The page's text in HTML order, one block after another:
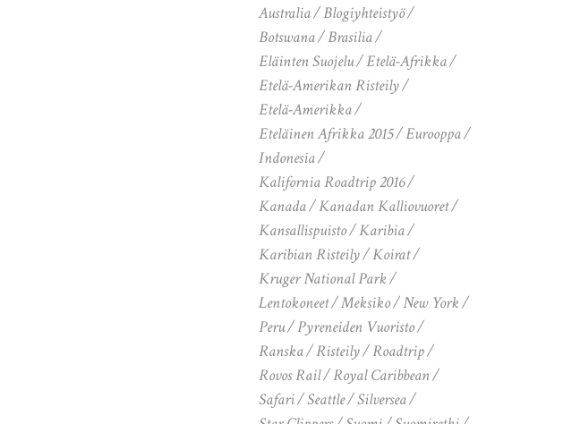
Australia
Blogiyhteistyö
Botswana
Brasilia
Eläinten Suojelu
Etelä-Afrikka
Etelä-Amerikan Risteily
Etelä-Amerikka
Eteläinen Afrikka 2015
Eurooppa
Indonesia
Kalifornia Roadtrip 2016
Kanada
Kanadan Kalliovuoret
Kansallispuisto
Karibia
Karibian Risteily
Koirat
Kruger National Park
Lentokoneet
Meksiko
New York
Peru
Pyreneiden Vuoristo
Ranska
Risteily
Roadtrip
Rovos Rail
Royal Caribbean
Safari
Seattle
Silversea